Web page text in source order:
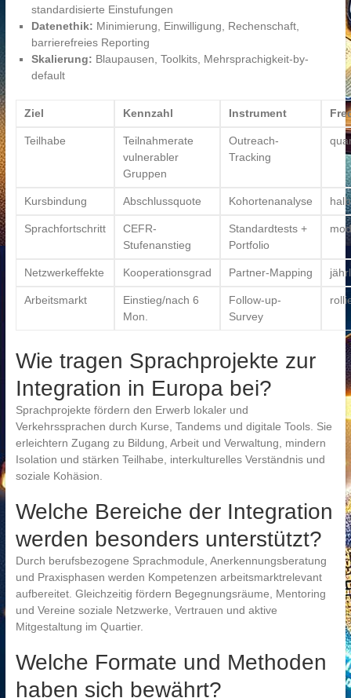
standardisierte Einstufungen
Datenethik: Minimierung, Einwilligung, Rechenschaft,
barrierefreies Reporting
Skalierung: Blaupausen, Toolkits, Mehrsprachigkeit-by-
default
Ziel Kennzahl Instrument
Teilhabe
Teilnahmerate
vulnerabler
Gruppen
Outreach-
Tracking
Kursbindung Abschlussquote Kohortenanalyse
Sprachfortschritt
CEFR-
Stufenanstieg
Standardtests +
Portfolio
Netzwerkeffekte Kooperationsgrad Partner-Mapping
Arbeitsmarkt
Einstieg/nach 6
Mon.
Follow-up-
Survey
Wie tragen Sprachprojekte zur
Integration in Europa bei?
Sprachprojekte fördern den Erwerb lokaler und
Verkehrssprachen durch Kurse, Tandems und digitale Tools. Sie
erleichtern Zugang zu Bildung, Arbeit und Verwaltung, mindern
Isolation und stärken Teilhabe, interkulturelles Verständnis und
soziale Kohäsion.
Welche Bereiche der Integration
werden besonders unterstützt?
Durch berufsbezogene Sprachmodule, Anerkennungsberatung
und Praxisphasen werden Kompetenzen arbeitsmarktrelevant
aufbereitet. Gleichzeitig fördern Begegnungsräume, Mentoring
und Vereine soziale Netzwerke, Vertrauen und aktive
Mitgestaltung im Quartier.
Welche Formate und Methoden
haben sich bewährt?